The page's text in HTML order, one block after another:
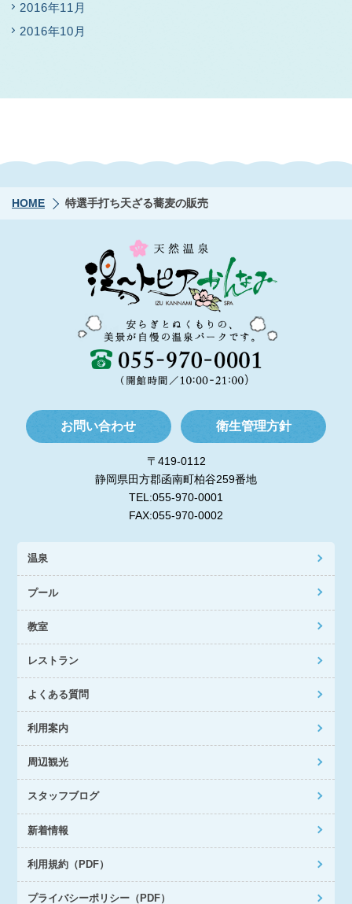
2016年11月
2016年10月
HOME 特選手打ち天ざる蕎麦の販売
お問い合わせ 衛生管理方針
〒419-0112
静岡県田方郡函南町柏谷259番地
TEL:055-970-0001
FAX:055-970-0002
温泉
プール
教室
レストラン
よくある質問
利用案内
周辺観光
スタッフブログ
新着情報
利用規約（PDF）
プライバシーポリシー（PDF）